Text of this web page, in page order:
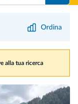
Ordina
alla tua ricerca